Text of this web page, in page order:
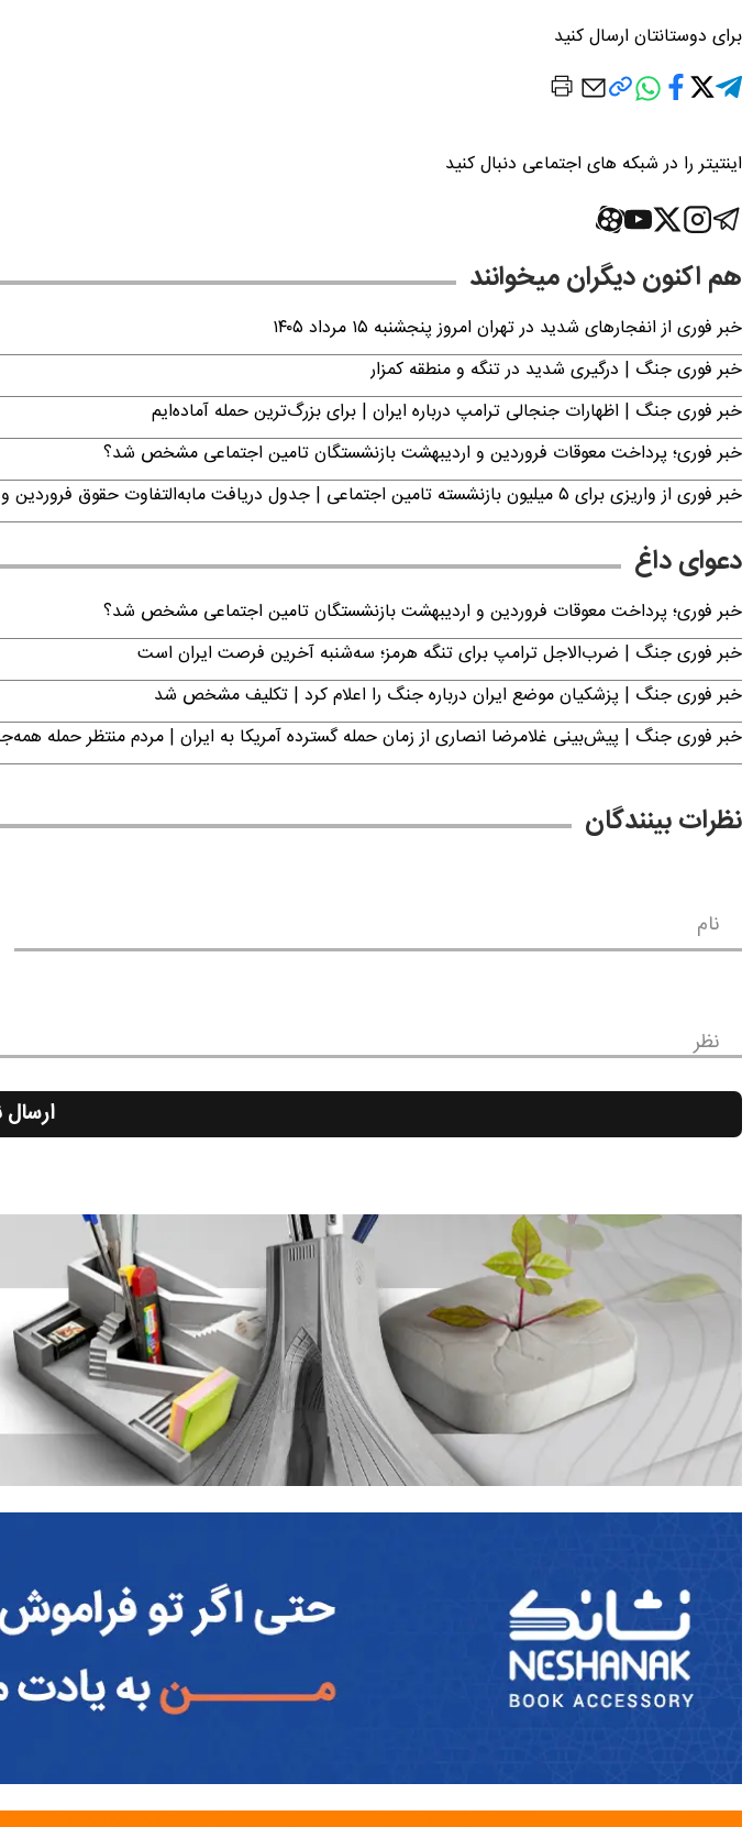
برای دوستانتان ارسال کنید
اینتیتر را در شبکه های اجتماعی دنبال کنید
هم اکنون دیگران میخوانند
خبر فوری از انفجارهای شدید در تهران امروز پنجشنبه ۱۵ مرداد ۱۴۰۵
خبر فوری جنگ | درگیری شدید در تنگه و منطقه کمزار
خبر فوری جنگ | اظهارات جنجالی ترامپ درباره ایران | برای بزرگ‌ترین حمله آماده‌ایم
خبر فوری؛ پرداخت معوقات فروردین و اردیبهشت بازنشستگان تامین اجتماعی مشخص شد؟
خبر فوری از واریزی برای ۵ میلیون‌ بازنشسته تامین اجتماعی | جدول دریافت مابه‌التفاوت حقوق فروردین و اردیبهشت
دعوای داغ
خبر فوری؛ پرداخت معوقات فروردین و اردیبهشت بازنشستگان تامین اجتماعی مشخص شد؟
خبر فوری جنگ | ضرب‌الاجل ترامپ برای تنگه هرمز؛ سه‌شنبه آخرین فرصت ایران است
خبر فوری جنگ | پزشکیان موضع ایران درباره جنگ را اعلام کرد | تکلیف مشخص شد
خبر فوری جنگ | پیش‌بینی غلامرضا انصاری از زمان حمله گسترده آمریکا به ایران | مردم منتظر حمله
نظرات بینندگان
نام
نظر
ارسال